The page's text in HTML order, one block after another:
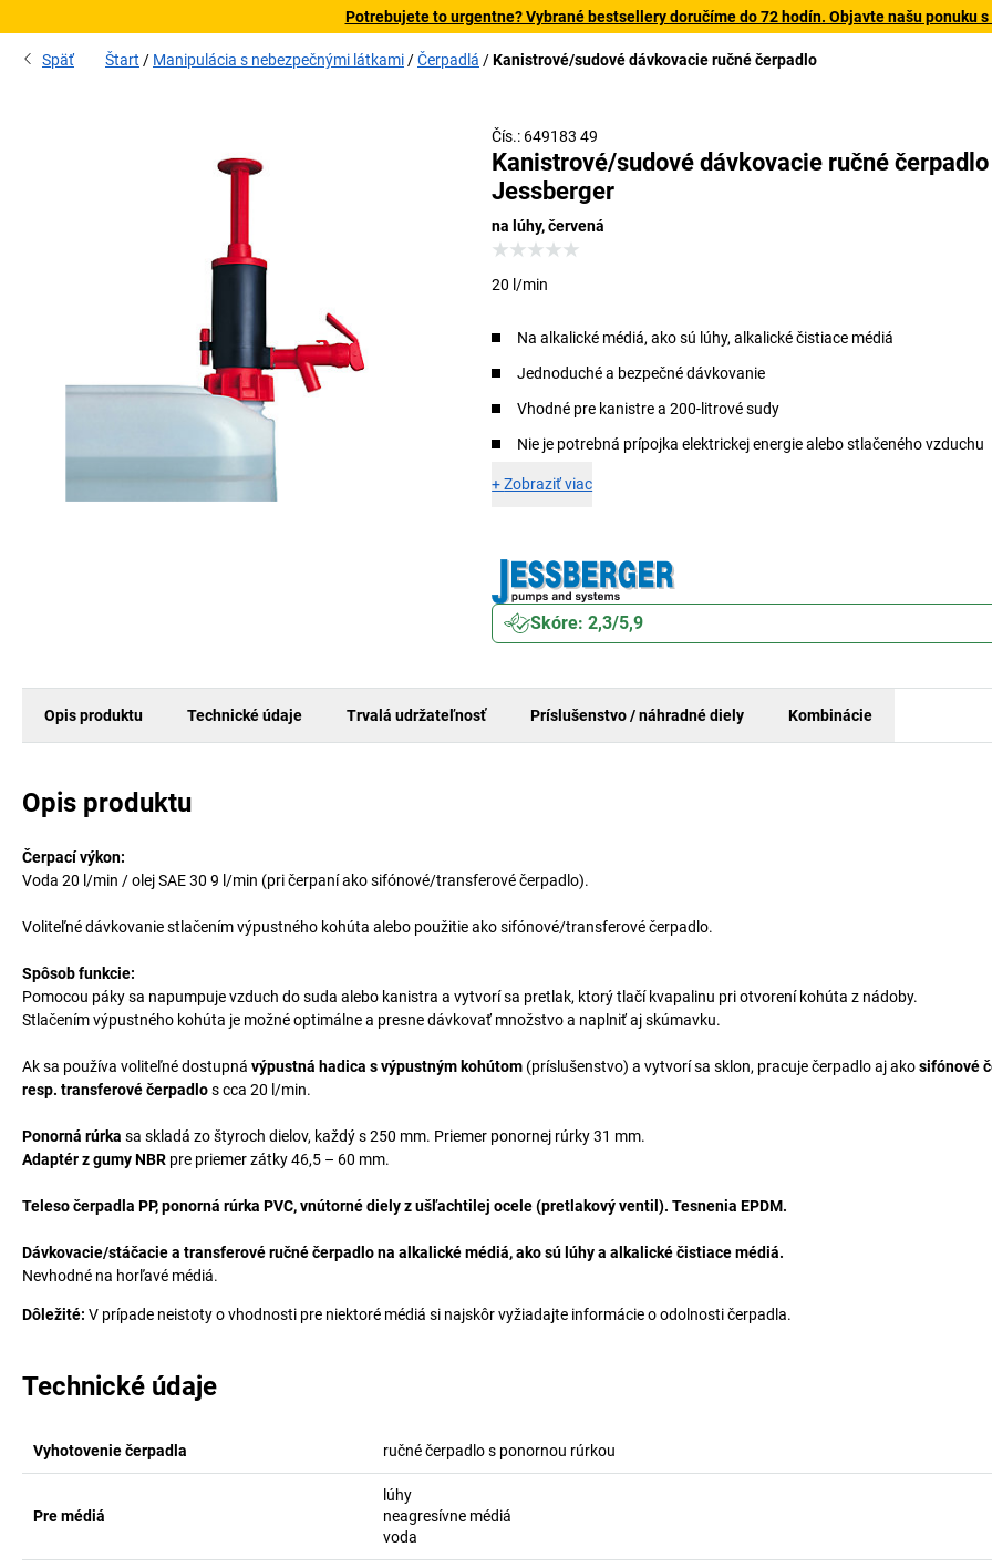
Potrebujete to urgentne? Vybrané bestsellery doručíme do 72 hodín. Objavte našu ponuku
Späť Štart Manipulácia s nebezpečnými látkami Čerpadlá Kanistrové/sudové dávkovacie ručné čerpadlo
Čís.: 649183 49
Kanistrové/sudové dávkovacie ručné
Jessberger
na lúhy, červená
20 l/min
Na alkalické médiá, ako sú lúhy, alkalické čistiace médiá
Jednoduché a bezpečné dávkovanie
Vhodné pre kanistre a 200-litrové sudy
Nie je potrebná prípojka elektrickej energie alebo stlačeného vzduchu
+Zobraziť viac
Skóre: 2,3/5,9
Opis produktu Technické údaje Trvalá udržateľnosť Príslušenstvo / náhradné diely Kombinácie
Opis produktu
Čerpací výkon:
Voda 20 l/min / olej SAE 30 9 l/min (pri čerpaní ako sifónové/transferové čerpadlo).
Voliteľné dávkovanie stlačením výpustného kohúta alebo použitie ako sifónové/transferové čerpadlo.
Spôsob funkcie:
Pomocou páky sa napumpuje vzduch do suda alebo kanistra a vytvorí sa pretlak, ktorý tlačí kvapalinu pri otvorení kohúta z nádoby.
Stlačením výpustného kohúta je možné optimálne a presne dávkovať množstvo a naplniť aj skúmavku.
Ak sa používa voliteľné dostupná výpustná hadica s výpustným kohútom (príslušenstvo) a vytvorí sa sklon, pracuje čerpadlo aj akosifónové
resp. transferové čerpadlos cca 20 l/min.
Ponorná rúrka sa skladá zo štyroch dielov, každý s 250 mm. Priemer ponornej rúrky 31 mm.
Adaptér z gumy NBR pre priemer zátky 46,5 – 60 mm.
Teleso čerpadla PP, ponorná rúrka PVC, vnútorné diely z ušľachtilej ocele (pretlakový ventil). Tesnenia EPDM.
Dávkovacie/stáčacie a transferové ručné čerpadlo na alkalické médiá, ako sú lúhy a alkalické čistiace médiá.
Nevhodné na horľavé médiá.
Dôležité: V prípade neistoty o vhodnosti pre niektoré médiá si najskôr vyžiadajte informácie o odolnosti čerpadla.
Technické údaje
Vyhotovenie čerpadla ručné čerpadlo s ponornou rúrkou
Pre médiá
lúhy
neagresívne médiá
voda